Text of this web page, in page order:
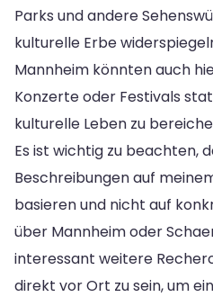
Parks und andere
kulturelle Erbe
Mannheim könnten auch
Konzerte oder Festivals
kulturelle Leben zu
Es ist wichtig zu beachten,
Beschreibungen auf
basieren und nicht auf
über Mannheim oder
interessant weitere
direkt vor Ort zu sein, um